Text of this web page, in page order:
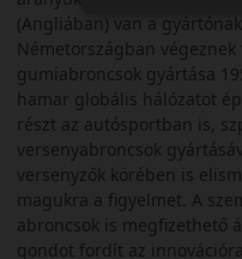
(Angliában) van a
Németországban
gumiabroncsok gyártása
hamar globális hálózatot
részt az autósportban is,
versenyabroncsok
versenyzők körében is
magukra a figyelmet. A
abroncsok is megfizethető
gondot fordít az